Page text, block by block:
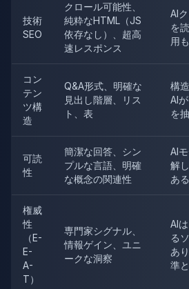
技術
SEO
クロール可能性、
純粋なHTML（JS
依存なし）、超高
速レスポンス
AI
を
用
コン
テン
ツ構
造
Q&A形式、明確な
見出し階層、リス
ト、表
構
AI
を
可読
性
簡潔な回答、シン
プルな言語、明確
な概念の関連性
AI
解
あ
権威
性
（E-
E-
A-
T）
専門家シグナル、
情報ゲイン、ユニ
ークな洞察
AI
る
あ
準